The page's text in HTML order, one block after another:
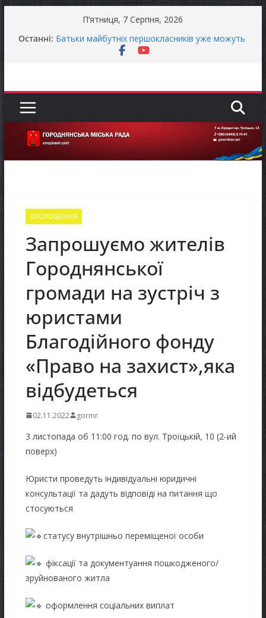
П’ятниця, 7 Серпня, 2026
Останні: влади та бізнесу»
Батьки майбутніх першокласників уже можуть
громади справжньою літньою спекою
присудження Премії Кабінету Міністрів України
енергетичної стійкості України
До уваги представників бізнесу!
ОГОЛОШЕННЯ
Запрошуємо жителів
Городнянської
громади на зустріч з
юристами
Благодійного фонду
«Право на захист»,яка
відбудеться
02.11.2022 gormr
3 листопада об 11:00 год. по вул. Троїцькій, 10 (2-ий
поверх)
Юристи проведуть індивідуальні юридичні
консультації та дадуть відповіді на питання що
стосуються
статусу внутрішньо переміщеної особи
фіксації та документуання пошкодженого/
зруйнованого житла
оформлення соціальних виплат